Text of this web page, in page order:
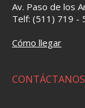
Av. Paso de los
Telf: (511) 719 -
Cómo llegar
CONTÁCTANOS